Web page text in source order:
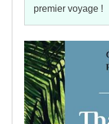
premier voyage !